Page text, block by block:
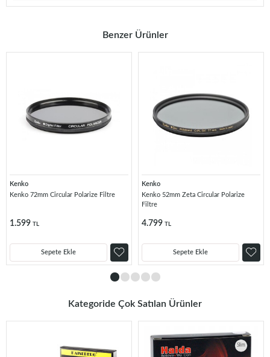
Benzer Ürünler
Kenko
Kenko 72mm Circular Polarize Filtre
1.599 TL
Sepete Ekle
Kenko
Kenko 52mm Zeta Circular Polarize
Filtre
4.799 TL
Sepete Ekle
Kategoride Çok Satılan Ürünler